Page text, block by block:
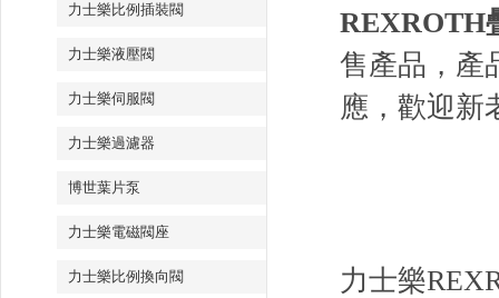
力士樂比例插裝閥
力士樂液壓閥
力士樂伺服閥
力士樂過濾器
博世葉片泵
力士樂電磁閥座
力士樂比例換向閥
REXROTH
售產品，產
應，歡迎新
力士樂